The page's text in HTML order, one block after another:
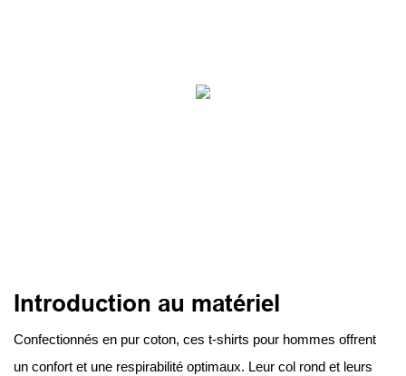
Introduction au matériel
Confectionnés en pur coton, ces t-shirts pour hommes offrent
un confort et une respirabilité optimaux. Leur col rond et leurs